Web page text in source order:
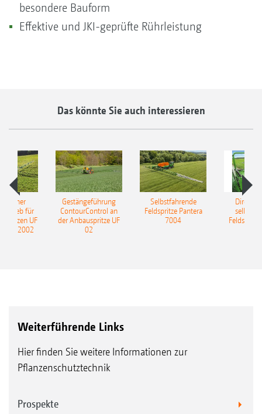
besondere Bauform
Effektive und JKI-geprüfte Rührleistung
Das könnte Sie auch interessieren
für
UF
UF 2002
Gestängeführung
ContourControl an
der Anbauspritze UF
02
Selbstfahrende
Feldspritze Pantera
7004
Weiterführende Links
Hier finden Sie weitere Informationen zur
Pflanzenschutztechnik
Prospekte